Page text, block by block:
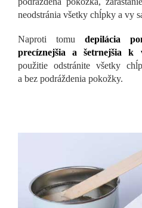
neodstránia všetky chĺpky a vy
Naproti tomu depilácia
precíznejšia a šetrnejšia k
použitie odstránite všetky
a bez podráždenia pokožky.